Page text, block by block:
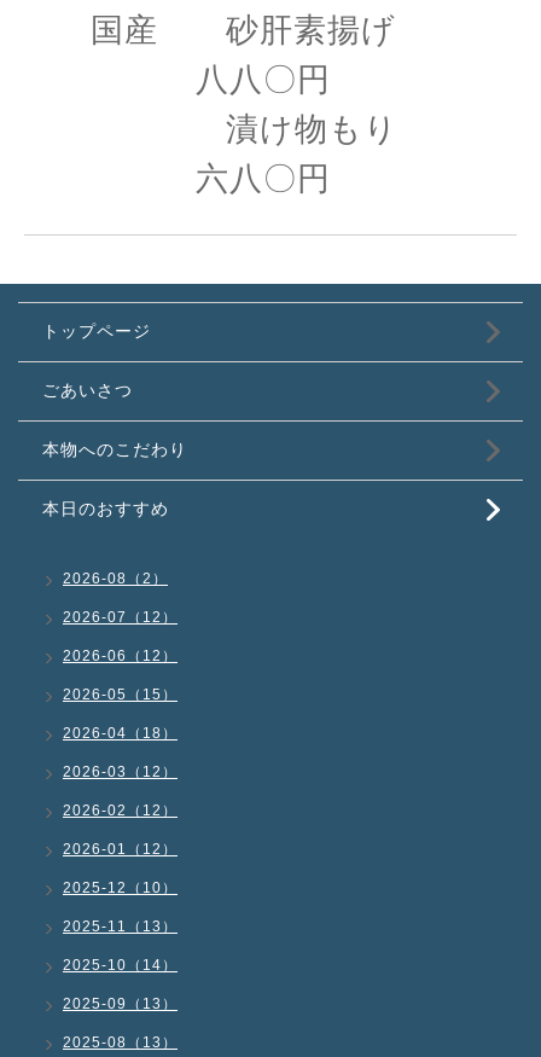
国産 砂肝素揚げ
八八〇円
漬け物もり
六八〇円
トップページ
ごあいさつ
本物へのこだわり
本日のおすすめ
2026-08（2）
2026-07（12）
2026-06（12）
2026-05（15）
2026-04（18）
2026-03（12）
2026-02（12）
2026-01（12）
2025-12（10）
2025-11（13）
2025-10（14）
2025-09（13）
2025-08（13）